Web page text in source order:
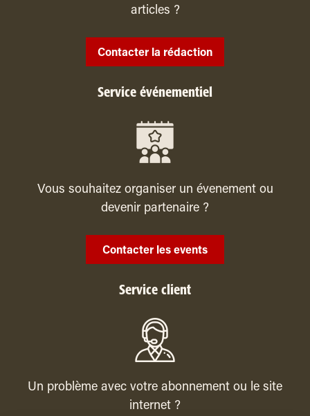
articles ?
Contacter la rédaction
Service événementiel
Vous souhaitez organiser un évenement ou
devenir partenaire ?
Contacter les events
Service client
Un problème avec votre abonnement ou le site
internet ?